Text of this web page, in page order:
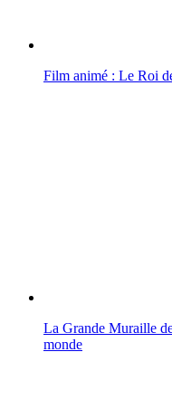
Film animé : Le Roi
La Grande Muraille
monde